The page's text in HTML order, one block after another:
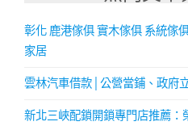
彰化 鹿港傢俱 實木傢俱 系統傢
家居
雲林汽車借款│公營當鋪、政府
新北三峽配鎖開鎖專門店推薦：